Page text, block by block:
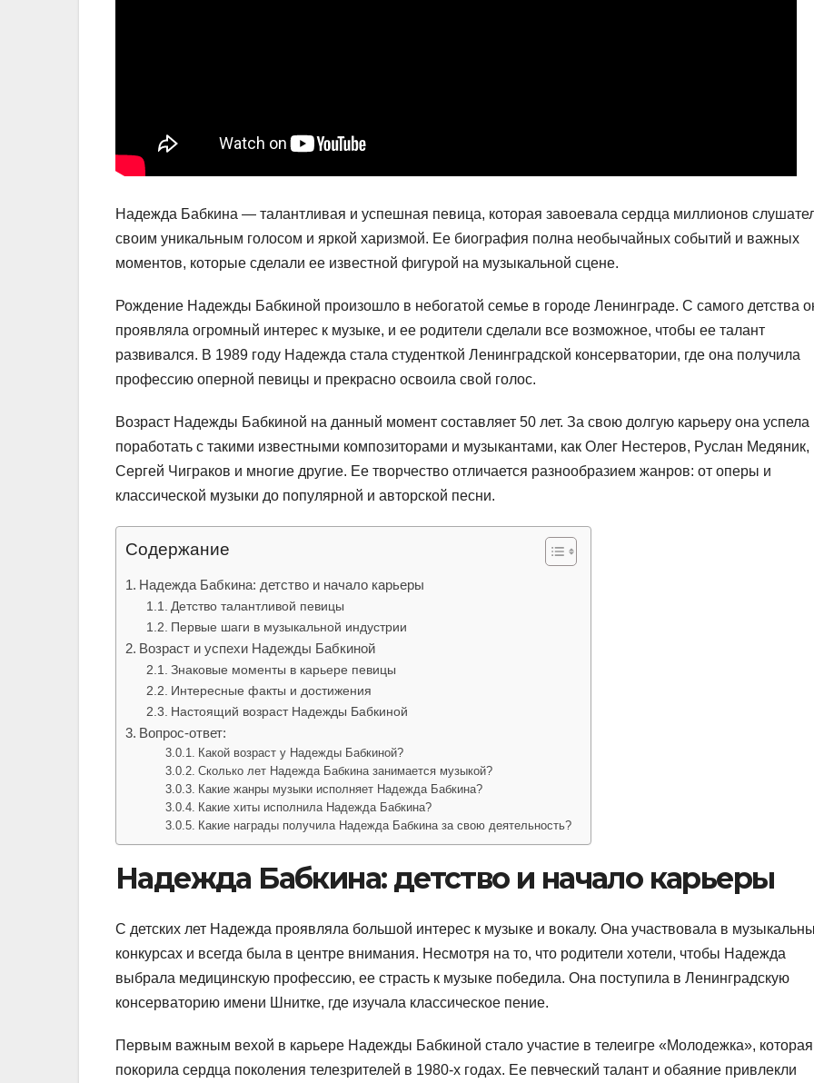
Надежда Бабкина — талантливая и успешная певица, которая завоевала сердца миллионов
своим уникальным голосом и яркой харизмой. Ее биография полна необычайных событий и важных
моментов, которые сделали ее известной фигурой на музыкальной сцене.
Рождение Надежды Бабкиной произошло в небогатой семье в городе Ленинграде. С самого детства
проявляла огромный интерес к музыке, и ее родители сделали все возможное, чтобы ее талант
развивался. В 1989 году Надежда стала студенткой Ленинградской консерватории, где она получила
профессию оперной певицы и прекрасно освоила свой голос.
Возраст Надежды Бабкиной на данный момент составляет 50 лет. За свою долгую карьеру она успела
поработать с такими известными композиторами и музыкантами, как Олег Нестеров, Руслан Медяник,
Сергей Чиграков и многие другие. Ее творчество отличается разнообразием жанров: от оперы и
классической музыки до популярной и авторской песни.
Содержание
Надежда Бабкина: детство и начало карьеры
Детство талантливой певицы
Первые шаги в музыкальной индустрии
Возраст и успехи Надежды Бабкиной
Знаковые моменты в карьере певицы
Интересные факты и достижения
Настоящий возраст Надежды Бабкиной
Вопрос-ответ:
Какой возраст у Надежды Бабкиной?
Сколько лет Надежда Бабкина занимается музыкой?
Какие жанры музыки исполняет Надежда Бабкина?
Какие хиты исполнила Надежда Бабкина?
Какие награды получила Надежда Бабкина за свою деятельность?
Надежда Бабкина: детство и начало карьеры
С детских лет Надежда проявляла большой интерес к музыке и вокалу. Она участвовала в
конкурсах и всегда была в центре внимания. Несмотря на то, что родители хотели, чтобы Надежда
выбрала медицинскую профессию, ее страсть к музыке победила. Она поступила в Ленинградскую
консерваторию имени Шнитке, где изучала классическое пение.
Первым важным вехой в карьере Надежды Бабкиной стало участие в телеигре «Молодежка», которая
покорила сердца поколения телезрителей в 1980-х годах. Ее певческий талант и обаяние привлекли